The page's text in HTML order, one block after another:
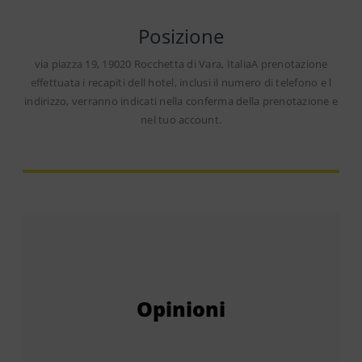
Posizione
via piazza 19, 19020 Rocchetta di Vara, ItaliaA prenotazione
effettuata i recapiti dell hotel, inclusi il numero di telefono e l
indirizzo, verranno indicati nella conferma della prenotazione e
nel tuo account.
Opinioni